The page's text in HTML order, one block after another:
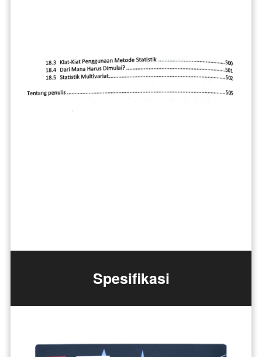
Spesifikasi